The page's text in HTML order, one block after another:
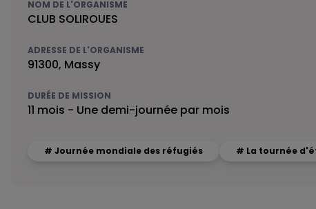
NOM DE L'ORGANISME
CLUB SOLIROUES
ADRESSE DE L'ORGANISME
91300, Massy
DURÉE DE MISSION
11 mois - Une demi-journée par mois
# Journée mondiale des réfugiés # La tournée